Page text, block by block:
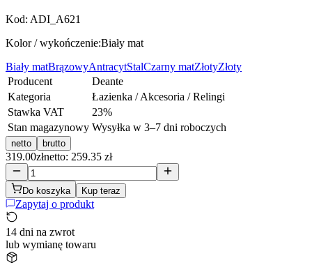
Kod: ADI_A621
Kolor / wykończenie:Biały mat
Biały matBrązowyAntracytStalCzarny matZłotyZłoty
Producent
Deante
Kategoria
Łazienka / Akcesoria / Relingi
Stawka VAT
23%
Stan magazynowy Wysyłka w 3–7 dni roboczych
netto brutto
319.00złnetto: 259.35 zł
Do koszyka Kup teraz
Zapytaj o produkt
14 dni na zwrot
lub wymianę towaru